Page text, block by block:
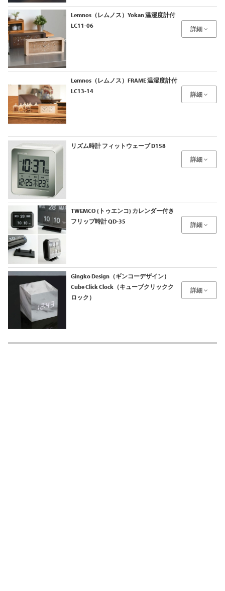
Lemnos（レムノス）Yokan 温湿度計付
LC11-06
詳細
Lemnos（レムノス）FRAME 温湿度計付
LC13-14
詳細
リズム時計 フィットウェーブ D158
詳細
TWEMCO (トゥエンコ) カレンダー付き
フリップ時計 QD-35
詳細
Gingko Design（ギンコーデザイン）
Cube Click Clock（キューブクリックク
ロック）
詳細